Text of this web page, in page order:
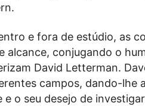
e fora de estúdio, as
alcance, conjugando o
David Letterman.
campos, dando-lhe
e o seu desejo de